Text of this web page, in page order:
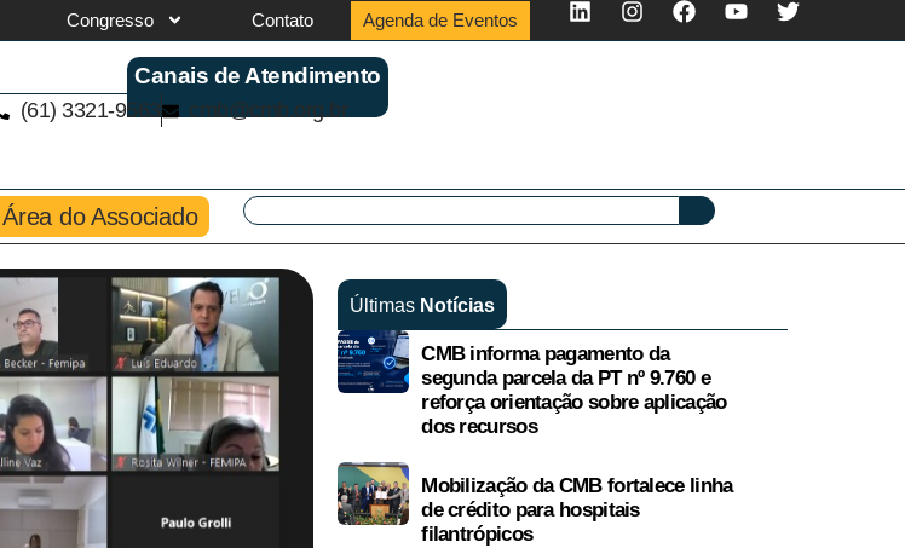
Congresso Contato Agenda de Eventos
Canais de Atendimento
(61) 3321-9563 cmb@cmb.org.br
Área do Associado
Últimas Notícias
CMB informa pagamento da
segunda parcela da PT nº 9.760 e
reforça orientação sobre aplicação
dos recursos
Mobilização da CMB fortalece linha
de crédito para hospitais
filantrópicos